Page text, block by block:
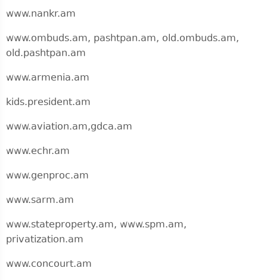
www.nankr.am
www.ombuds.am, pashtpan.am, old.ombuds.am,
old.pashtpan.am
www.armenia.am
kids.president.am
www.aviation.am,gdca.am
www.echr.am
www.genproc.am
www.sarm.am
www.stateproperty.am, www.spm.am,
privatization.am
www.concourt.am